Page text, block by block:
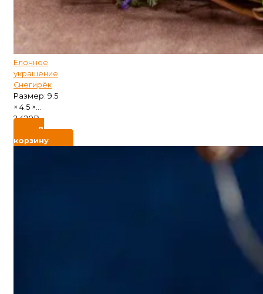
Ёлочное
украшение
Снегирёк
Размер: 9.5
× 4.5 ×...
2 420₽
В
корзину